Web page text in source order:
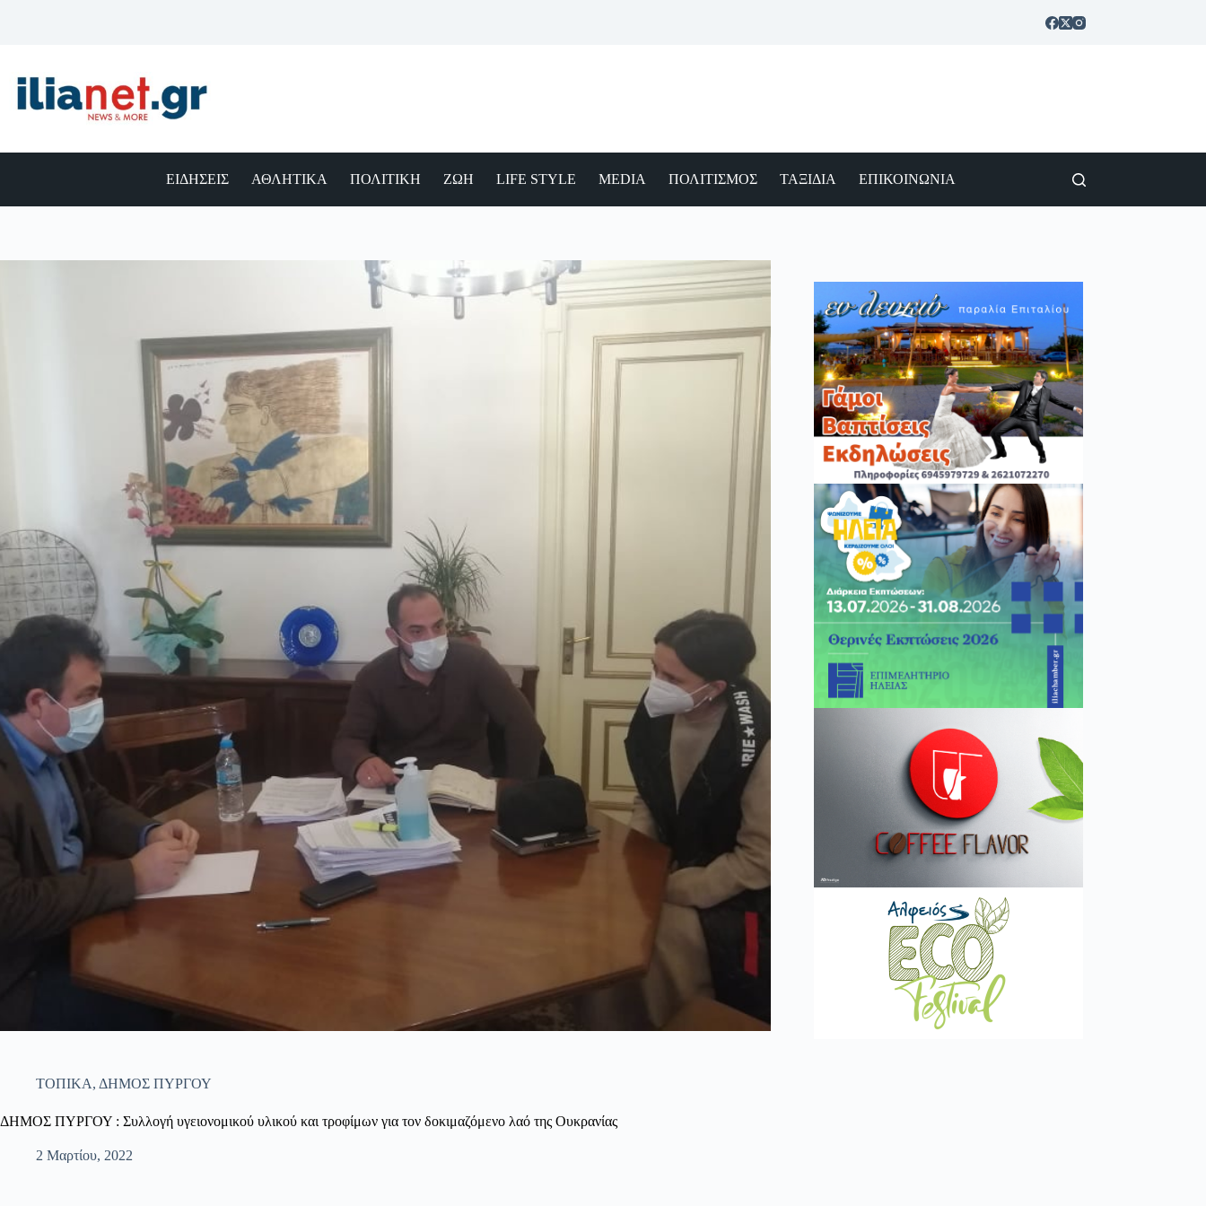
ΕΙΔΗΣΕΙΣ ΑΘΛΗΤΙΚΑ ΠΟΛΙΤΙΚΗ ΖΩΗ LIFE STYLE MEDIA ΠΟΛΙΤΙΣΜΟΣ ΤΑΞΙΔΙΑ ΕΠΙΚΟΙΝΩΝΙΑ
ΤΟΠΙΚΑ, ΔΗΜΟΣ ΠΥΡΓΟΥ
ΔΗΜΟΣ ΠΥΡΓΟΥ : Συλλογή υγειονομικού υλικού και τροφίμων για τον δοκιμαζόμενο λαό της Ουκρανίας
2 Μαρτίου, 2022